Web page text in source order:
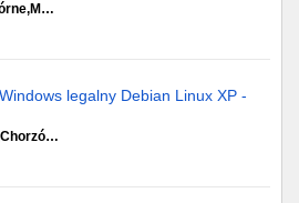
legalny Debian Linux XP -